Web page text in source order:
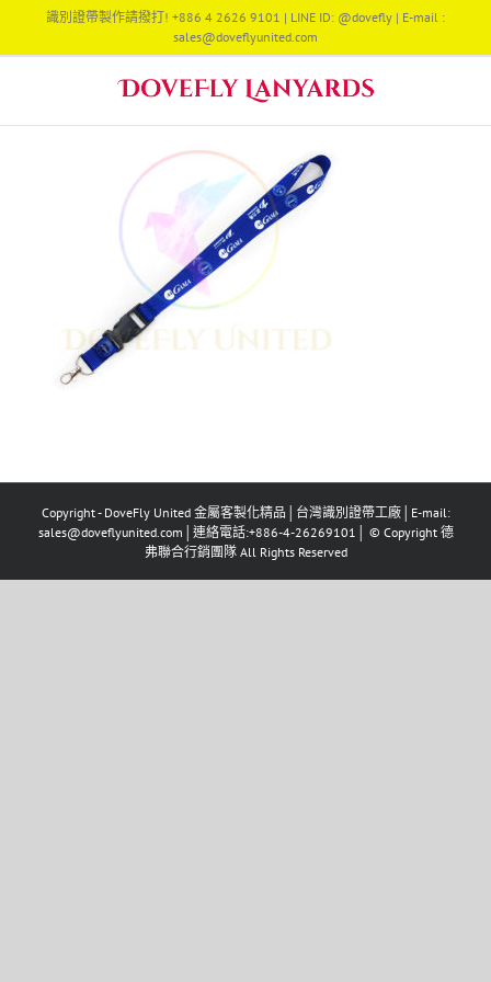
content
識別證帶製作請撥打! +886 4 2626 9101 | LINE ID: @dovefly | E-mail :
sales@doveflyunited.com
Copyright - DoveFly United 金屬客製化精品│台灣識別證帶工廠│E-mail:
sales@doveflyunited.com│連絡電話:+886-4-26269101│ © Copyright 德
弗聯合行銷團隊 All Rights Reserved